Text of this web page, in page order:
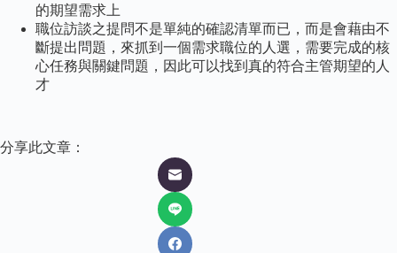
的期望需求上
職位訪談之提問不是單純的確認清單而已，而是會藉由不
斷提出問題，來抓到一個需求職位的人選，需要完成的核
心任務與關鍵問題，因此可以找到真的符合主管期望的人
才
分享此文章：